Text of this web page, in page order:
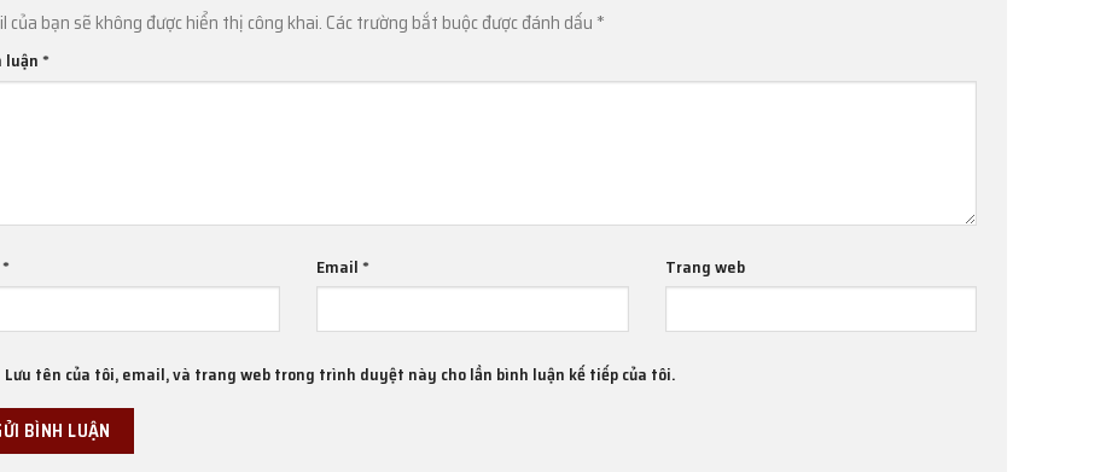
của bạn sẽ không được hiển thị công khai. Các trường bắt buộc được đánh dấu *
luận*
* Email* Trang web
Lưu tên của tôi, email, và trang web trong trình duyệt này cho lần bình luận kế tiếp của tôi.